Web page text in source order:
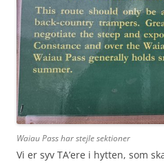
Waiau Pass har stejle sektioner
Vi er syv TA’ere i hytten, som